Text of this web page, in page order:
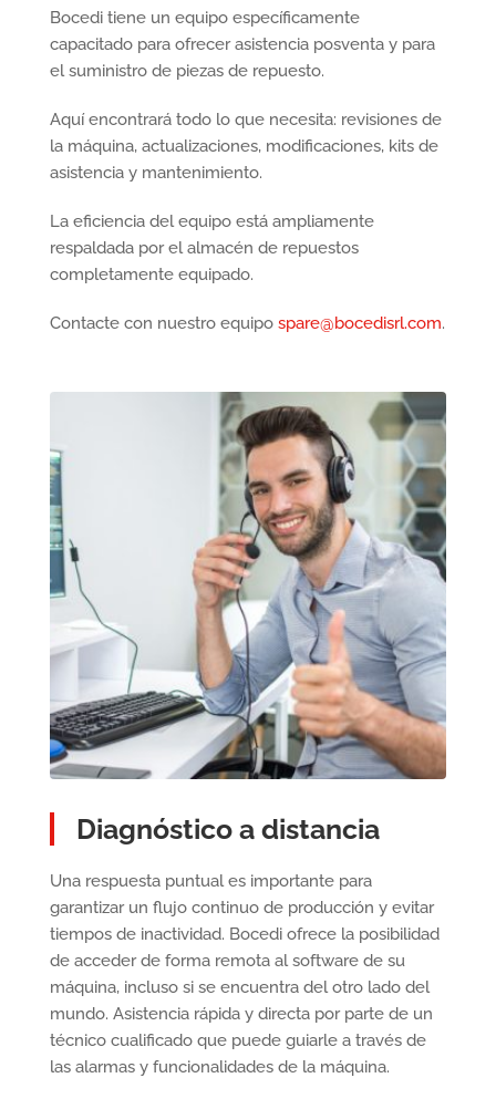
Bocedi tiene un equipo específicamente
capacitado para ofrecer asistencia posventa y para
el suministro de piezas de repuesto.
Aquí encontrará todo lo que necesita: revisiones de
la máquina, actualizaciones, modificaciones, kits de
asistencia y mantenimiento.
La eficiencia del equipo está ampliamente
respaldada por el almacén de repuestos
completamente equipado.
Contacte con nuestro equipo spare@bocedisrl.com.
Diagnóstico a distancia
Una respuesta puntual es importante para
garantizar un flujo continuo de producción y evitar
tiempos de inactividad. Bocedi ofrece la posibilidad
de acceder de forma remota al software de su
máquina, incluso si se encuentra del otro lado del
mundo. Asistencia rápida y directa por parte de un
técnico cualificado que puede guiarle a través de
las alarmas y funcionalidades de la máquina.